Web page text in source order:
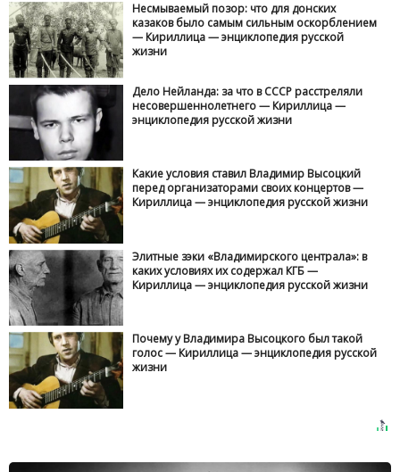
Несмываемый позор: что для донских
казаков было самым сильным оскорблением
— Кириллица — энциклопедия русской
жизни
Дело Нейланда: за что в СССР расстреляли
несовершеннолетнего — Кириллица —
энциклопедия русской жизни
Какие условия ставил Владимир Высоцкий
перед организаторами своих концертов —
Кириллица — энциклопедия русской жизни
Элитные зэки «Владимирского централа»: в
каких условиях их содержал КГБ —
Кириллица — энциклопедия русской жизни
Почему у Владимира Высоцкого был такой
голос — Кириллица — энциклопедия русской
жизни